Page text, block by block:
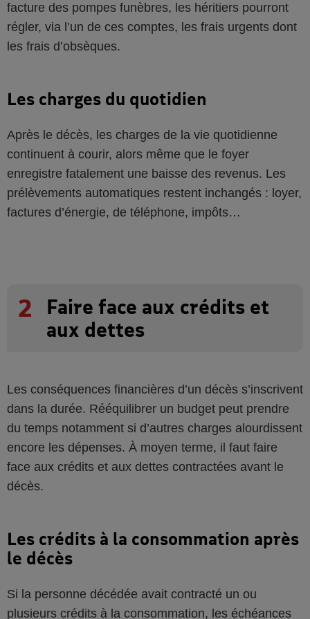
facture des pompes funèbres, les héritiers pourront
régler, via l’un de ces comptes, les frais urgents dont
les frais d’obsèques.
Les charges du quotidien
Après le décès, les charges de la vie quotidienne
continuent à courir, alors même que le foyer
enregistre fatalement une baisse des revenus. Les
prélèvements automatiques restent inchangés : loyer,
factures d’énergie, de téléphone, impôts…
2
Faire face aux crédits et
aux dettes
Les conséquences financières d’un décès s’inscrivent
dans la durée. Rééquilibrer un budget peut prendre
du temps notamment si d’autres charges alourdissent
encore les dépenses. À moyen terme, il faut faire
face aux crédits et aux dettes contractées avant le
décès.
Les crédits à la consommation après
le décès
Si la personne décédée avait contracté un ou
plusieurs crédits à la consommation, les échéances